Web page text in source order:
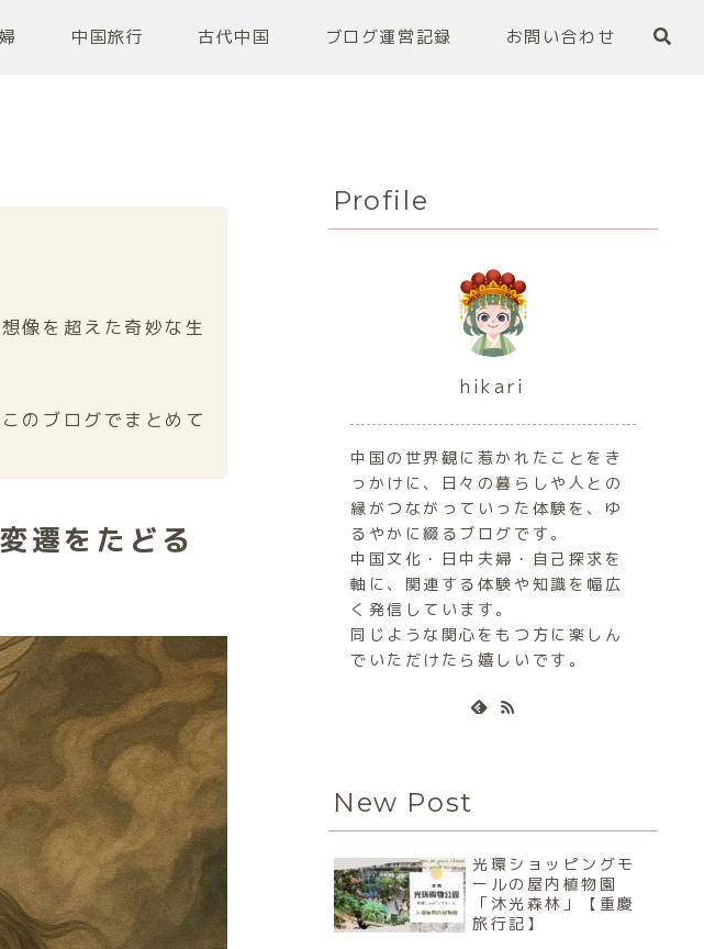
中国旅行 古代中国 ブログ運営記録 お問い合わせ
遷をたどる
像を超えた奇妙な生
のブログでまとめて
Profile
hikari
中国の世界観に惹かれたことをき
っかけに、日々の暮らしや人との
縁がつながっていった体験を、ゆ
るやかに綴るブログです。
中国文化・日中夫婦・自己探求を
軸に、関連する体験や知識を幅広
く発信しています。
同じような関心をもつ方に楽しん
でいただけたら嬉しいです。
New Post
光環ショッピングモ
ールの屋内植物園
「沐光森林」【重慶
旅行記】